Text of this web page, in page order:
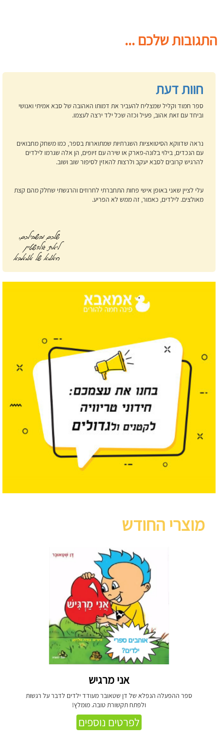
התגובות שלכם ...
חוות דעת
ספר חמוד וקליל שמצליח להעביר את דמותו האהובה של סבא אמיתי ואנושי
וביחד עם זאת אהוב, פעיל וכזה שכל ילד ירצה לעצמו.
נראה שדווקא הסיטואציות השגרתיות שמתוארות בספר, כמו משחק מחבואים
עם הנכדים, בילוי בלונה-פארק או שירה עם זיופים, הן אלה שגרמו לילדים
להרגיש קרובים לסבא יעקב ולרצות להאזין לסיפור שוב ושוב.
עלי לציין שאני באופן אישי פחות התחברתי לחרוזים והרגשתי שחלק מהם קצת
מאולצים. לילדים, כאמור, זה ממש לא הפריע.
מוצרי החודש
אני מרגיש
ספר ההפעלה הנפלא של דן שטאובר מעודד ילדים לדבר על רגשות
ולפתח תקשורת טובה. מומלץ!
לפרטים נוספים